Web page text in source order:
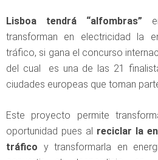
Lisboa tendrá “alfombras”
transforman en electricidad la
tráfico, si gana el concurso
del cual es una de las 21
ciudades europeas que toman
Este proyecto permite
oportunidad pues al reciclar la
tráfico y transformarla en